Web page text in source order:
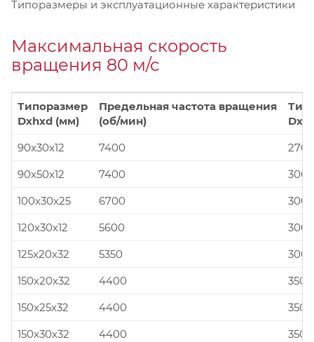
Типоразмеры и эксплуатационные характеристики
Максимальная скорость
вращения 80 м/с
Типоразмер
Dxhxd (мм)
Предельная частота вращения
(об/мин)
90x30x12
7400
90x50x12
7400
100x30x25
6700
120x30x12
5600
125x20x32
5350
150x20x32
4400
150x25x32
4400
150x30x32
4400